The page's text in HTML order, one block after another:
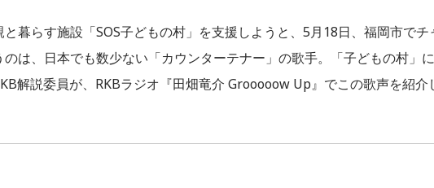
暮らす施設「SOS子どもの村」を支援しようと、5月18日、福岡市でチ
は、日本でも数少ない「カウンターテナー」の歌手。「子どもの村」に
解説委員が、RKBラジオ『田畑竜介 Grooooow Up』でこの歌声を紹介